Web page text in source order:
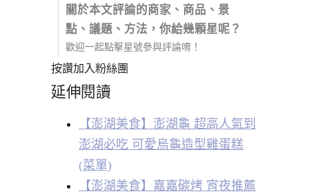
關於本文評論的商家、商品、景
點、議題、方法，你給幾顆星呢？
歡迎一起點擊星號參與評論唷！
按讚加入粉絲團
延伸閱讀
【澎湖美食】澎湖龜 超高人氣到
澎湖必吃 可愛烏龜造型雞蛋糕
(菜單)
【澎湖美食】嘉嘉碳烤 宵夜推薦